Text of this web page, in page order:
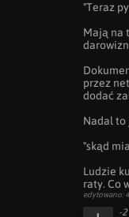
"Teraz
Mają na
darowizn
przez
dodać
Nadal to
"skąd
Ludzie
raty. Co
edytowano:
-2